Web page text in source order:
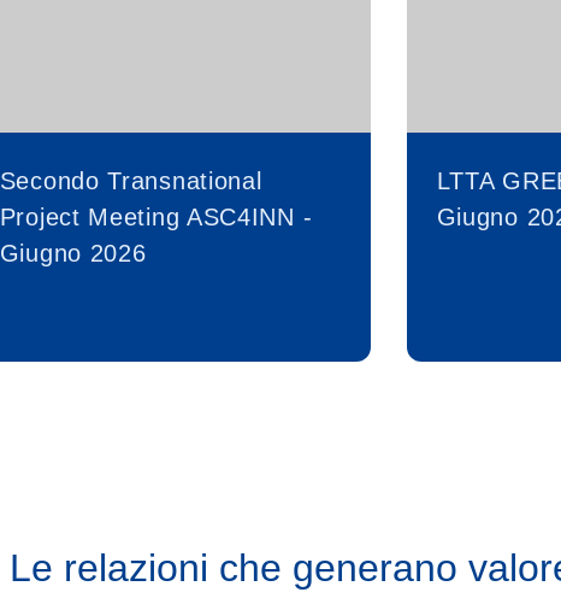
Secondo Transnational
Project Meeting ASC4INN -
Giugno 2026
LTTA
Giugno
Le relazioni che generano